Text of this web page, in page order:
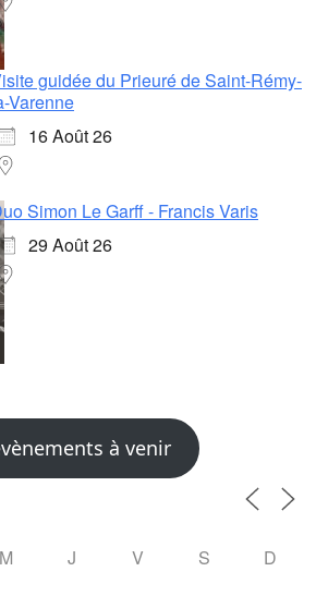
guidée du Prieuré de Saint-Rémy-
Varenne
16 Août 26
Simon Le Garff - Francis Varis
29 Août 26
à venir
M J V S D